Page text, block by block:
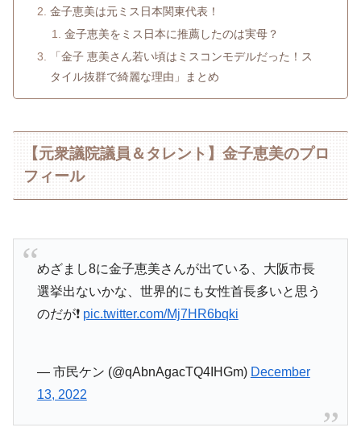
金子恵美は元ミス日本関東代表！
金子恵美をミス日本に推薦したのは実母？
「金子 恵美さん若い頃はミスコンモデルだった！ス
タイル抜群で綺麗な理由」まとめ
【元衆議院議員＆タレント】金子恵美のプロ
フィール
めざまし8に金子恵美さんが出ている、大阪市長
選挙出ないかな、世界的にも女性首長多いと思う
のだが❗ pic.twitter.com/Mj7HR6bqki
— 市民ケン (@qAbnAgacTQ4IHGm) December
13, 2022